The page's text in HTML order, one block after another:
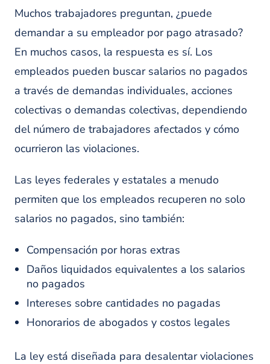
Muchos trabajadores preguntan, ¿puede
demandar a su empleador por pago atrasado?
En muchos casos, la respuesta es sí. Los
empleados pueden buscar salarios no pagados
a través de demandas individuales, acciones
colectivas o demandas colectivas, dependiendo
del número de trabajadores afectados y cómo
ocurrieron las violaciones.
Las leyes federales y estatales a menudo
permiten que los empleados recuperen no solo
salarios no pagados, sino también:
Compensación por horas extras
Daños liquidados equivalentes a los salarios
no pagados
Intereses sobre cantidades no pagadas
Honorarios de abogados y costos legales
La ley está diseñada para desalentar violaciones